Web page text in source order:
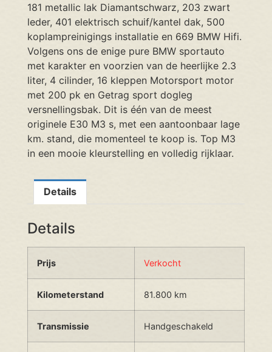
181 metallic lak Diamantschwarz, 203 zwart
leder, 401 elektrisch schuif/kantel dak, 500
koplampreinigings installatie en 669 BMW Hifi.
Volgens ons de enige pure BMW sportauto
met karakter en voorzien van de heerlijke 2.3
liter, 4 cilinder, 16 kleppen Motorsport motor
met 200 pk en Getrag sport dogleg
versnellingsbak. Dit is één van de meest
originele E30 M3 s, met een aantoonbaar lage
km. stand, die momenteel te koop is. Top M3
in een mooie kleurstelling en volledig rijklaar.
Details
Details
Prijs Verkocht
Kilometerstand 81.800 km
Transmissie Handgeschakeld